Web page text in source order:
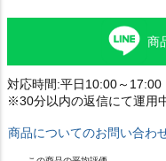
商
対応時間:平日10:00～17:00
※30分以内の返信にて運用中
商品についてのお問い合わ